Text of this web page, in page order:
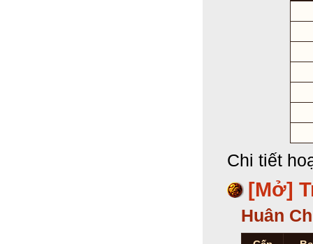
Chi tiết
[Mở]
Huân